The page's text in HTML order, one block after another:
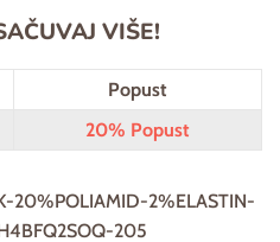
VIŠE!
Popust
20% Popust
20%POLIAMID-2%ELASTIN-
205